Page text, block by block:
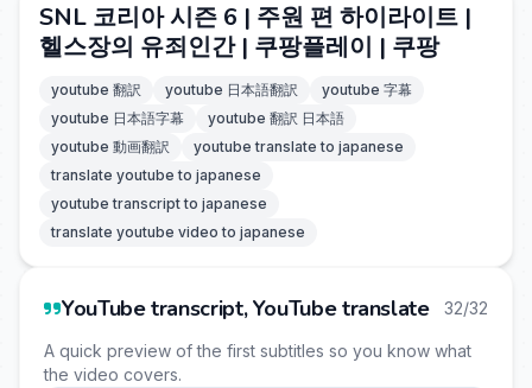
SNL 코리아 시즌 6 | 주원 편 하이라이트 |
헬스장의 유죄인간 | 쿠팡플레이 | 쿠팡
youtube 翻訳 youtube 日本語翻訳
youtube 字幕
youtube 日本語字幕
youtube 翻訳 日本語
youtube 動画翻訳
youtube translate to japanese
translate youtube to japanese
youtube transcript to japanese
translate youtube video to japanese
YouTube transcript, YouTube translate 32/32
A quick preview of the first subtitles so you know what
the video covers.